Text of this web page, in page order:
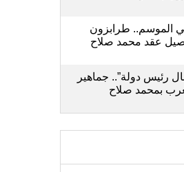
في الموسم.. طرابزون
عقد محمد صلاح
رئيس دولة”.. جماهير
بمحمد صلاح